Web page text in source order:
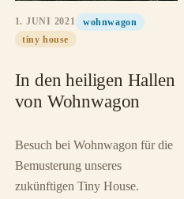
1. JUNI 2021
wohnwagon
tiny house
In den heiligen Hallen
von Wohnwagon
Besuch bei Wohnwagon für die
Bemusterung unseres
zukünftigen Tiny House.